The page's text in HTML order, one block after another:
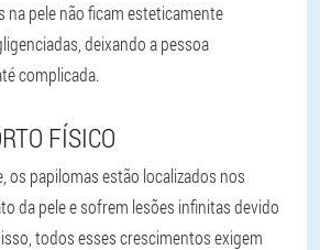
na pele não ficam esteticamente
deixando a pessoa
complicada.
FÍSICO
os papilomas estão localizados nos
da pele e sofrem lesões infinitas devido
todos esses crescimentos exigem